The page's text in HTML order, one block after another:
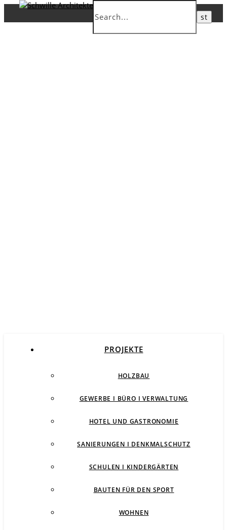
PROJEKTE
HOLZBAU
GEWERBE I BÜRO I VERWALTUNG
HOTEL UND GASTRONOMIE
SANIERUNGEN I DENKMALSCHUTZ
SCHULEN I KINDERGÄRTEN
BAUTEN FÜR DEN SPORT
WOHNEN